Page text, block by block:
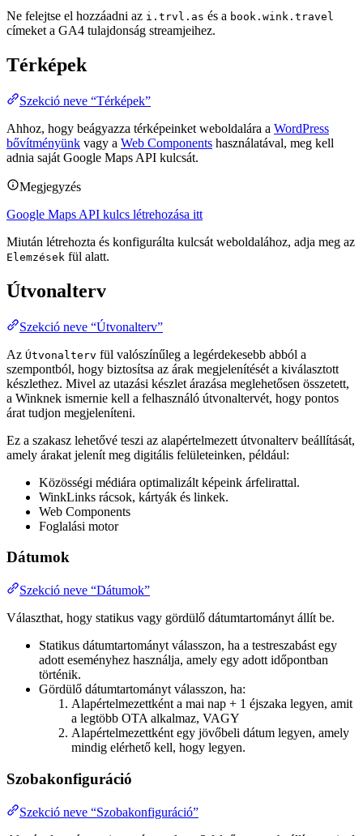
Ne felejtse el hozzáadni az i.trvl.as és a book.wink.travel
címeket a GA4 tulajdonság streamjeihez.
Térképek
Szekció neve “Térképek”
Ahhoz, hogy beágyazza térképeinket weboldalára a WordPress
bővítményünk vagy a Web Components használatával, meg kell
adnia saját Google Maps API kulcsát.
Megjegyzés
Google Maps API kulcs létrehozása itt
Miután létrehozta és konfigurálta kulcsát weboldalához, adja meg az
Elemzések fül alatt.
Útvonalterv
Szekció neve “Útvonalterv”
Az Útvonalterv fül valószínűleg a legérdekesebb abból a
szempontból, hogy biztosítsa az árak megjelenítését a kiválasztott
készlethez. Mivel az utazási készlet árazása meglehetősen összetett,
a Winknek ismernie kell a felhasználó útvonaltervét, hogy pontos
árat tudjon megjeleníteni.
Ez a szakasz lehetővé teszi az alapértelmezett útvonalterv beállítását,
amely árakat jelenít meg digitális felületeinken, például:
Közösségi médiára optimalizált képeink árfelirattal.
WinkLinks rácsok, kártyák és linkek.
Web Components
Foglalási motor
Dátumok
Szekció neve “Dátumok”
Választhat, hogy statikus vagy gördülő dátumtartományt állít be.
Statikus dátumtartományt válasszon, ha a testreszabást egy
adott eseményhez használja, amely egy adott időpontban
történik.
Gördülő dátumtartományt válasszon, ha:
Alapértelmezettként a mai nap + 1 éjszaka legyen, amit
a legtöbb OTA alkalmaz, VAGY
Alapértelmezettként egy jövőbeli dátum legyen, amely
mindig elérhető kell, hogy legyen.
Szobakonfiguráció
Szekció neve “Szobakonfiguráció”